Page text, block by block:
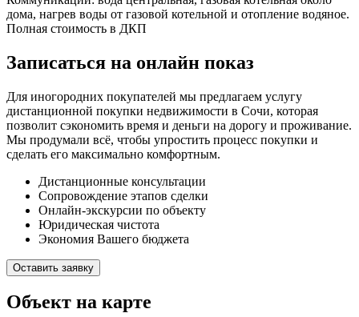
дома, нагрев воды от газовой котельной и отопление водяное.
Полная стоимость в ДКП
Записаться на онлайн показ
Для иногородних покупателей мы предлагаем услугу
дистанционной покупки недвижимости в Сочи, которая
позволит сэкономить время и деньги на дорогу и проживание.
Мы продумали всё, чтобы упростить процесс покупки и
сделать его максимально комфортным.
Дистанционные консультации
Сопровождение этапов сделки
Онлайн-экскурсии по объекту
Юридическая чистота
Экономия Вашего бюджета
Оставить заявку
Объект на карте